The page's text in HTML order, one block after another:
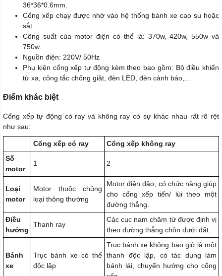
36*36*0.6mm.
Cổng xếp chạy được nhờ vào hệ thống bánh xe cao su hoặc
sắt.
Công suất của motor điện có thể là: 370w, 420w, 550w và
750w.
Nguồn điện: 220V/ 50Hz
Phụ kiện cổng xếp tự động kèm theo bao gồm: Bộ điều khiển
từ xa, công tắc chống giật, đèn LED, đèn cảnh báo,…
Điểm khác biệt
Cổng xếp tự động có ray và không ray có sự khác nhau rất rõ rệt
như sau:
Cổng xếp có ray
Cổng xếp không ray
Số
motor
1 2
Loại
motor
Motor thuộc chủng
loại thông thường
Motor điện đảo, có chức năng giúp
cho cổng xếp tiến/ lùi theo một
đường thẳng.
Điều
hướng
Thanh ray
Các cục nam châm từ được định vị
theo đường thẳng chôn dưới đất.
Bánh
xe
Trục bánh xe có thể
độc lập
Trục bánh xe không bao giờ là một
thanh độc lập, có tác dụng làm
bánh lái, chuyển hướng cho cổng